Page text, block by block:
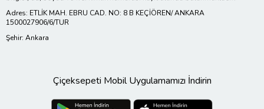
Adres: ETLİK MAH. EBRU CAD. NO: 8 B KEÇİÖREN/ ANKARA
1500027906/6/TUR
Şehir: Ankara
Çiçeksepeti Mobil Uygulamamızı İndirin